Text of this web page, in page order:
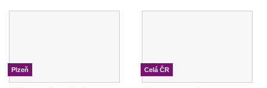
Plzeň Celá ČR